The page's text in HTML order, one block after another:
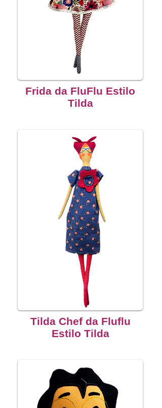
Frida da FluFlu Estilo
Tilda
Tilda Chef da Fluflu
Estilo Tilda